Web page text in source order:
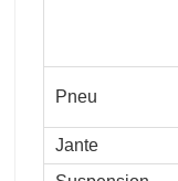
Pneu
Jante